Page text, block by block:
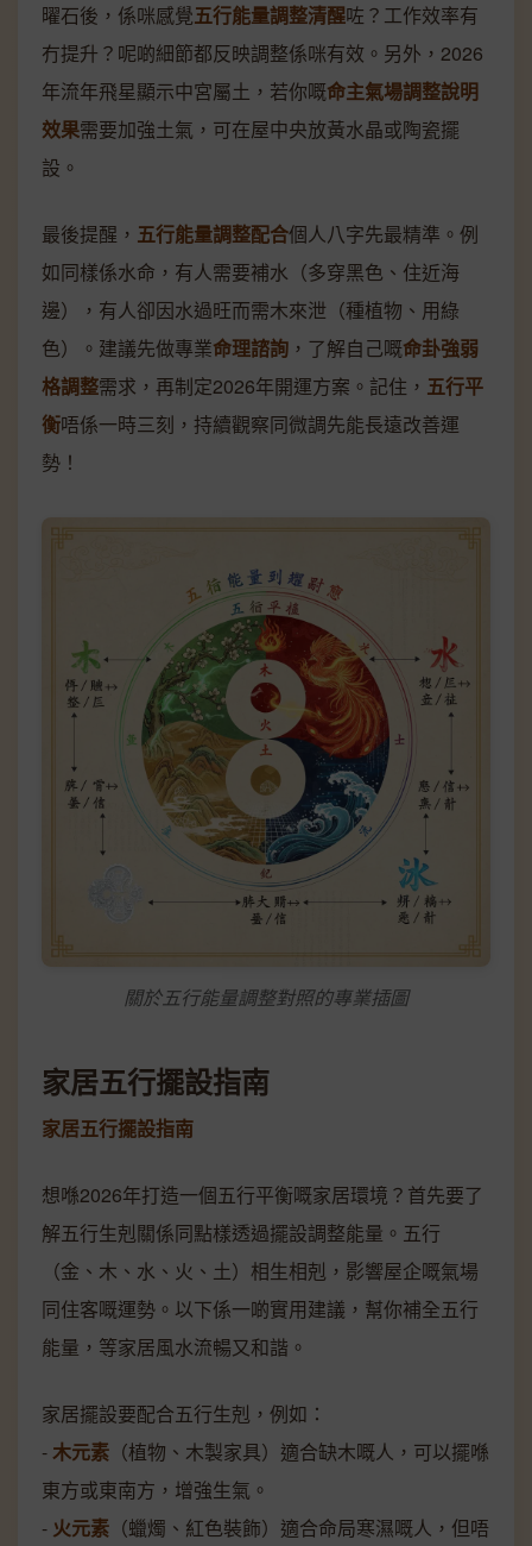
曜石後，係咪感覺五行能量調整清醒咗？工作效率有
冇提升？呢啲細節都反映調整係咪有效。另外，2026
年流年飛星顯示中宮屬土，若你嘅命主氣場調整說明
效果需要加強土氣，可在屋中央放黃水晶或陶瓷擺
設。
最後提醒， 五行能量調整配合個人八字先最精準。例
如同樣係水命，有人需要補水（多穿黑色、住近海
邊），有人卻因水過旺而需木來泄（種植物、用綠
色）。建議先做專業命理諮詢 ，了解自己嘅命卦強弱
格調整需求，再制定2026年開運方案。記住， 五行平
衡唔係一時三刻，持續觀察同微調先能長遠改善運
勢！
關於五行能量調整對照的專業插圖
家居五行擺設指南
家居五行擺設指南
想喺2026年打造一個五行平衡嘅家居環境？首先要了
解五行生剋關係同點樣透過擺設調整能量。五行
（金、木、水、火、土）相生相剋，影響屋企嘅氣場
同住客嘅運勢。以下係一啲實用建議，幫你補全五行
能量，等家居風水流暢又和諧。
家居擺設要配合五行生剋，例如：
-木元素 （植物、木製家具）適合缺木嘅人，可以擺喺
東方或東南方，增強生氣。
- 火元素 （蠟燭、紅色裝飾）適合命局寒濕嘅人，但唔